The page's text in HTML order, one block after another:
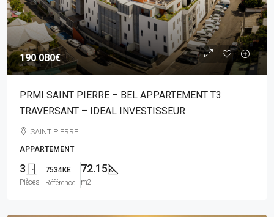
190 080€
PRMI SAINT PIERRE – BEL APPARTEMENT T3
TRAVERSANT – IDEAL INVESTISSEUR
SAINT PIERRE
APPARTEMENT
3
Pièces
7534KE
Référence
72.15
m2